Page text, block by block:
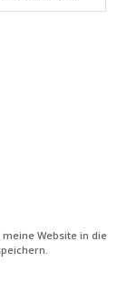
Website in diesem